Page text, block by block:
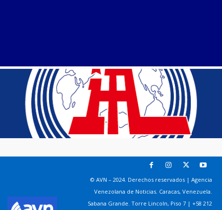
© AVN – 2024. Derechos reservados | Agencia
Venezolana de Noticias. Caracas, Venezuela.
Sabana Grande. Torre Lincoln, Piso 7 | +58 212